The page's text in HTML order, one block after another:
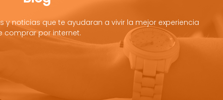
y noticias que te ayudaran a vivir la mejor experiencia
comprar por internet.